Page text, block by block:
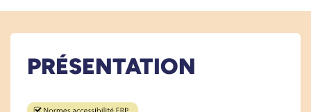
PRÉSENTATION